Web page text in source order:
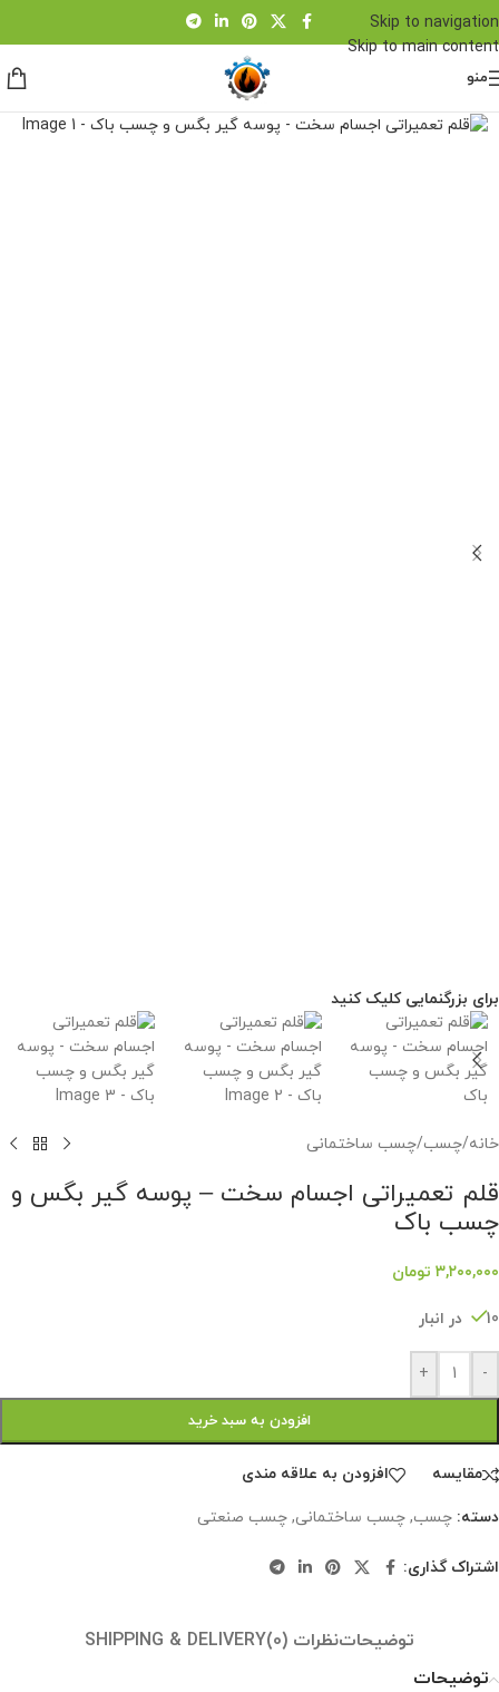
Skip to navigation
Skip to main content
منو
برای بزرگنمایی کلیک کنید
خانه/چسب/چسب ساختمانی
قلم تعمیراتی اجسام سخت – پوسه گیر بگس و
چسب باک
۳,۲۰۰,۰۰۰ تومان
10 در انبار
-
+
افزودن به سبد خرید
مقايسه افزودن به علاقه مندی
دسته: چسب, چسب ساختمانی, چسب صنعتی
اشتراک گذاری:
توضیحاتنظرات (0)
SHIPPING & DELIVERY
توضیحات